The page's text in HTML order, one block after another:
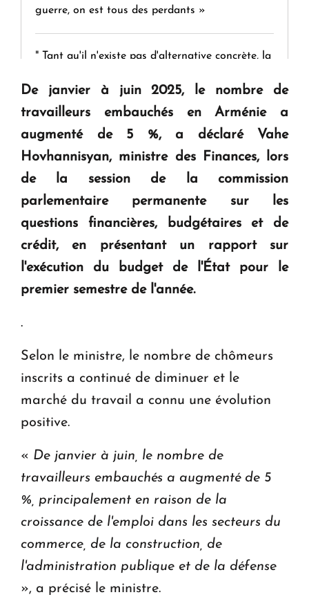
guerre, on est tous des perdants »
" Tant qu'il n'existe pas d'alternative concrète, la
KASA : 30 ans d'audace, de résilience et d'avenir
en Arménie
Le premier hôtel Hyatt Regency d'Arménie
ouvrira ses portes à Dilijan
De janvier à juin 2025, le nombre de
travailleurs embauchés en Arménie a
augmenté de 5 %, a déclaré Vahe
Hovhannisyan, ministre des Finances, lors
de la session de la commission
parlementaire permanente sur les
questions financières, budgétaires et de
crédit, en présentant un rapport sur
l'exécution du budget de l'État pour le
premier semestre de l'année.
.
Selon le ministre, le nombre de chômeurs
inscrits a continué de diminuer et le
marché du travail a connu une évolution
positive.
« De janvier à juin, le nombre de
travailleurs embauchés a augmenté de 5
%, principalement en raison de la
croissance de l'emploi dans les secteurs du
commerce, de la construction, de
l'administration publique et de la défense
», a précisé le ministre.